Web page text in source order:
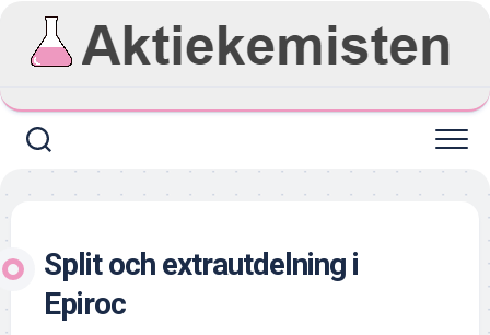
content
Split och extrautdelning i
Epiroc